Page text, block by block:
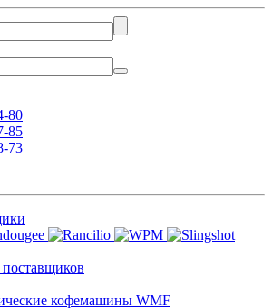
80
85
73
кофемашины WMF